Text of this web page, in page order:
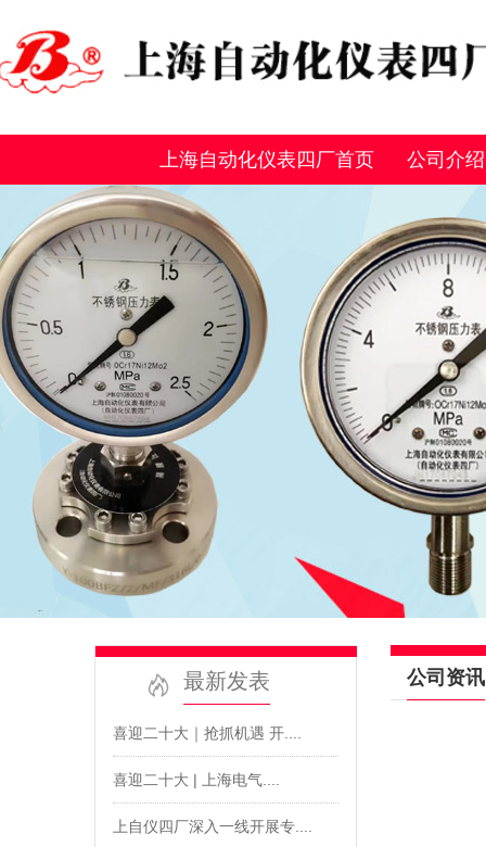
上海自动化仪表四厂首页 公司介绍
最新发表
喜迎二十大｜抢抓机遇 开....
喜迎二十大 | 上海电气....
上自仪四厂深入一线开展专....
公司资讯